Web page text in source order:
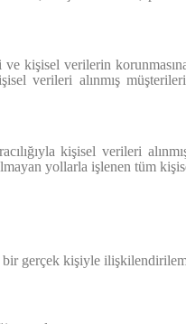
kişisel verilerin
verileri alınmış
kişisel verileri
yollarla işlenen tüm
gerçek kişiyle